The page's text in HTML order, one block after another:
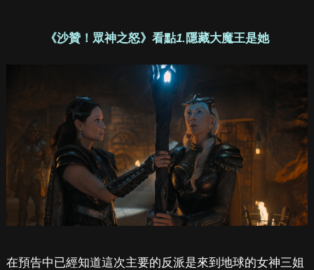
《沙贊！眾神之怒》看點1.隱藏大魔王是她
在預告中已經知道這次主要的反派是來到地球的女神三姐